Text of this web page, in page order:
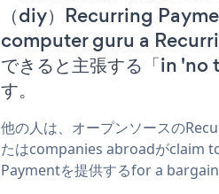
（diy）Recurring
computer guru a
できると主張する「in 'no
す。
他の人は、オープンソースの
たはcompanies abroadがclaim
Paymentを提供するfor a bargain